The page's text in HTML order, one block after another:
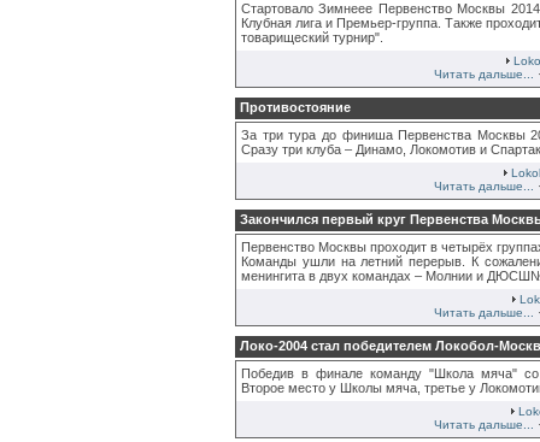
Стартовало Зимнеее Первенство Москвы
Клубная лига и Премьер-группа. Также
товарищеский турнир".
Читать дальше...
Противостояние
За три тура до финиша Первенства Москвы
Сразу три клуба – Динамо, Локомотив и
Читать дальше...
Закончился первый круг Первенства
Первенство Москвы проходит в четырёх
Команды ушли на летний перерыв. К
менингита в двух командах – Молнии и
Читать дальше...
Локо-2004 стал победителем Локобол-
Победив в финале команду "Школа мяча" со
Второе место у Школы мяча, третье у
Читать дальше...